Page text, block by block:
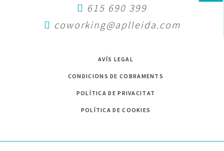
615 690 399
coworking@aplleida.com
AVÍS LEGAL
CONDICIONS DE COBRAMENTS
POLÍTICA DE PRIVACITAT
POLÍTICA DE COOKIES